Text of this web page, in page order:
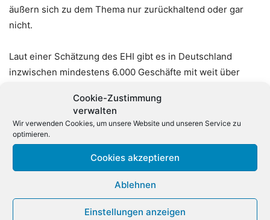
Cookie-Zustimmung
verwalten
Wir verwenden Cookies, um unsere Website und unseren Service zu
optimieren.
Cookies akzeptieren
Ablehnen
Einstellungen anzeigen
äußern sich zu dem Thema nur zurückhaltend oder gar
nicht.
Laut einer Schätzung des EHI gibt es in Deutschland
inzwischen mindestens 6.000 Geschäfte mit weit über
Handelsketten möchten den Service ausbauen. Experten
sehen jedoch ein steigendes Diebstahlrisiko für den
Einzelhandel durch deren Einsatz.